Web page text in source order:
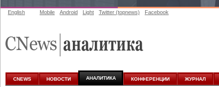
аналитике
English Mobile Android Light Twitter (topnews) Facebook
CNEWS НОВОСТИ АНАЛИТИКА КОНФЕРЕНЦИИ ЖУРНАЛ